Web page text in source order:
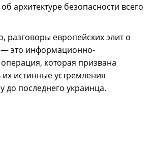
архитектуре безопасности всего
разговоры европейских элит о
это информационно-
которая призвана
истинные устремления
до последнего украинца.